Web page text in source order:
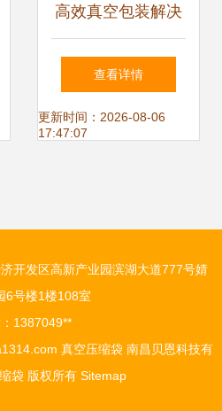
高效真空包装解决
方案 22丝尼龙加厚
米砖袋的使用与优
查看详情
更新时间：2026-08-06
17:47:07
开发区高新产业园滨湖大道777号婧
6号楼1楼108室
1387049**
真空压缩袋 南昌贝恩科技有
袋 版权所有 Sitemap